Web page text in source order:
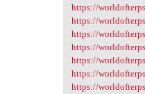
https://
https://
https://
https://
https://
https://
https://